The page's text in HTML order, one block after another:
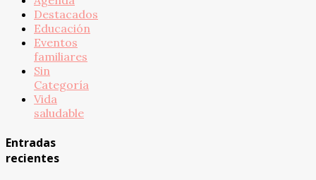
Destacados
Educación
Eventos
familiares
Sin
Categoría
Vida
saludable
Entradas
recientes